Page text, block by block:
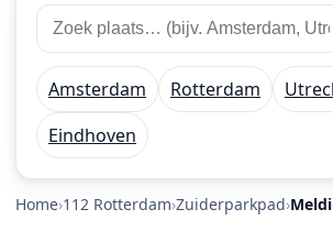
Zoek 112 meldingen
Zoek plaats of regio
Amsterdam Rotterdam
Eindhoven
Home 112 Rotterdam Zuiderparkpad